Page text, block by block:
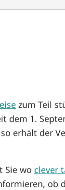
zum Teil
dem 1.
erhält der
Sie wo clever
ob